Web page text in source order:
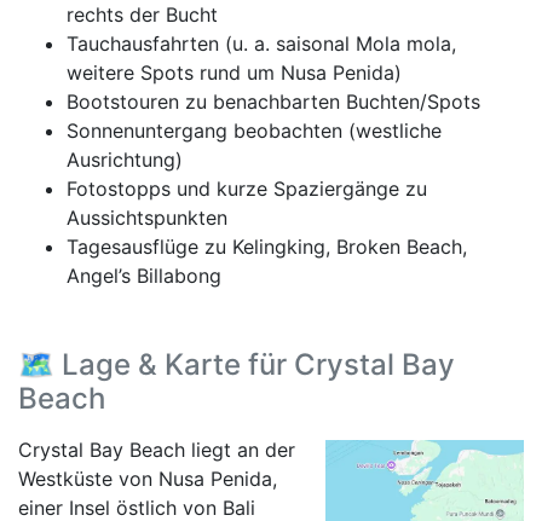
rechts der Bucht
Tauchausfahrten (u. a. saisonal Mola mola,
weitere Spots rund um Nusa Penida)
Bootstouren zu benachbarten Buchten/Spots
Sonnenuntergang beobachten (westliche
Ausrichtung)
Fotostopps und kurze Spaziergänge zu
Aussichtspunkten
Tagesausflüge zu Kelingking, Broken Beach,
Angel’s Billabong
🗺️ Lage & Karte für Crystal Bay
Beach
Crystal Bay Beach liegt an der
Westküste von Nusa Penida,
einer Insel östlich von Bali